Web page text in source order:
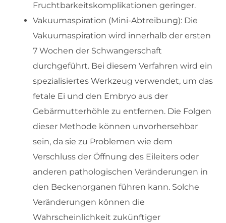
Fruchtbarkeitskomplikationen geringer.
Vakuumaspiration (Mini-Abtreibung): Die
Vakuumaspiration wird innerhalb der ersten
7 Wochen der Schwangerschaft
durchgeführt. Bei diesem Verfahren wird ein
spezialisiertes Werkzeug verwendet, um das
fetale Ei und den Embryo aus der
Gebärmutterhöhle zu entfernen. Die Folgen
dieser Methode können unvorhersehbar
sein, da sie zu Problemen wie dem
Verschluss der Öffnung des Eileiters oder
anderen pathologischen Veränderungen in
den Beckenorganen führen kann. Solche
Veränderungen können die
Wahrscheinlichkeit zukünftiger